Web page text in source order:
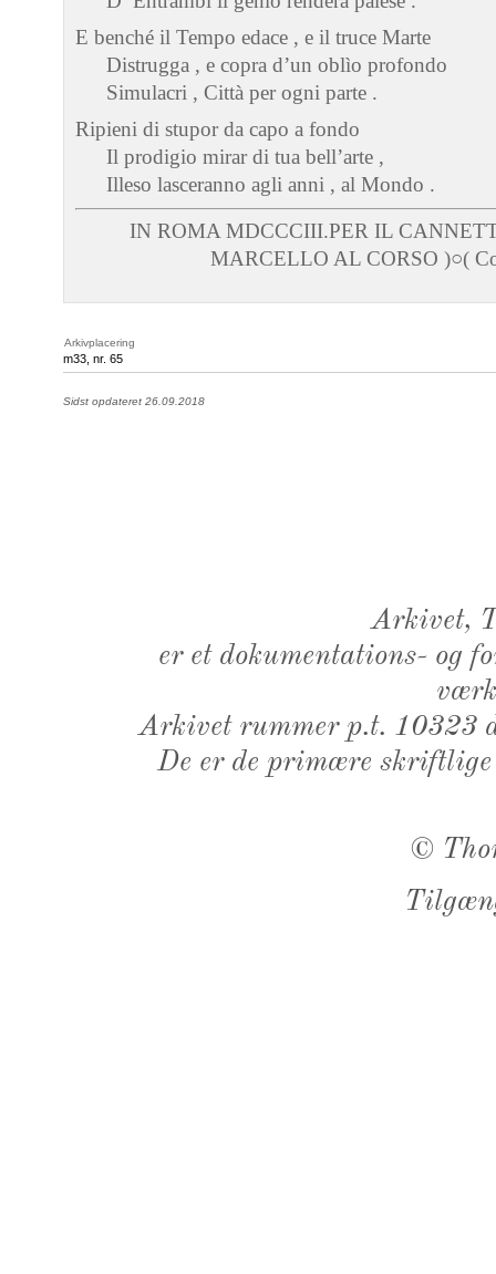
E benché il Tempo edace , e il truce Marte
Distrugga , e copra d’un oblìo profondo
Simulacri , Città per ogni parte .
Ripieni di stupor da capo a fondo
Il prodigio mirar di tua bell’arte ,
Illeso lasceranno agli anni , al Mondo .
IN ROMA MDCCCIII.PER IL
MARCELLO AL CORSO )○(
Arkivplacering
m33, nr. 65
Sidst opdateret 26.09.2018
Arkivet,
er et dokumentations- og
Arkivet rummer p.t. 10323
De er de primære
©